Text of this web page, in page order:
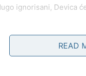
ignorisani, Devica
nesigurnost u ljubavi.
READ